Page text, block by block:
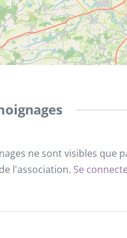
ne sont visibles que
l'association. Se